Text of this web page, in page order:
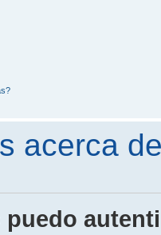
acerca
puedo